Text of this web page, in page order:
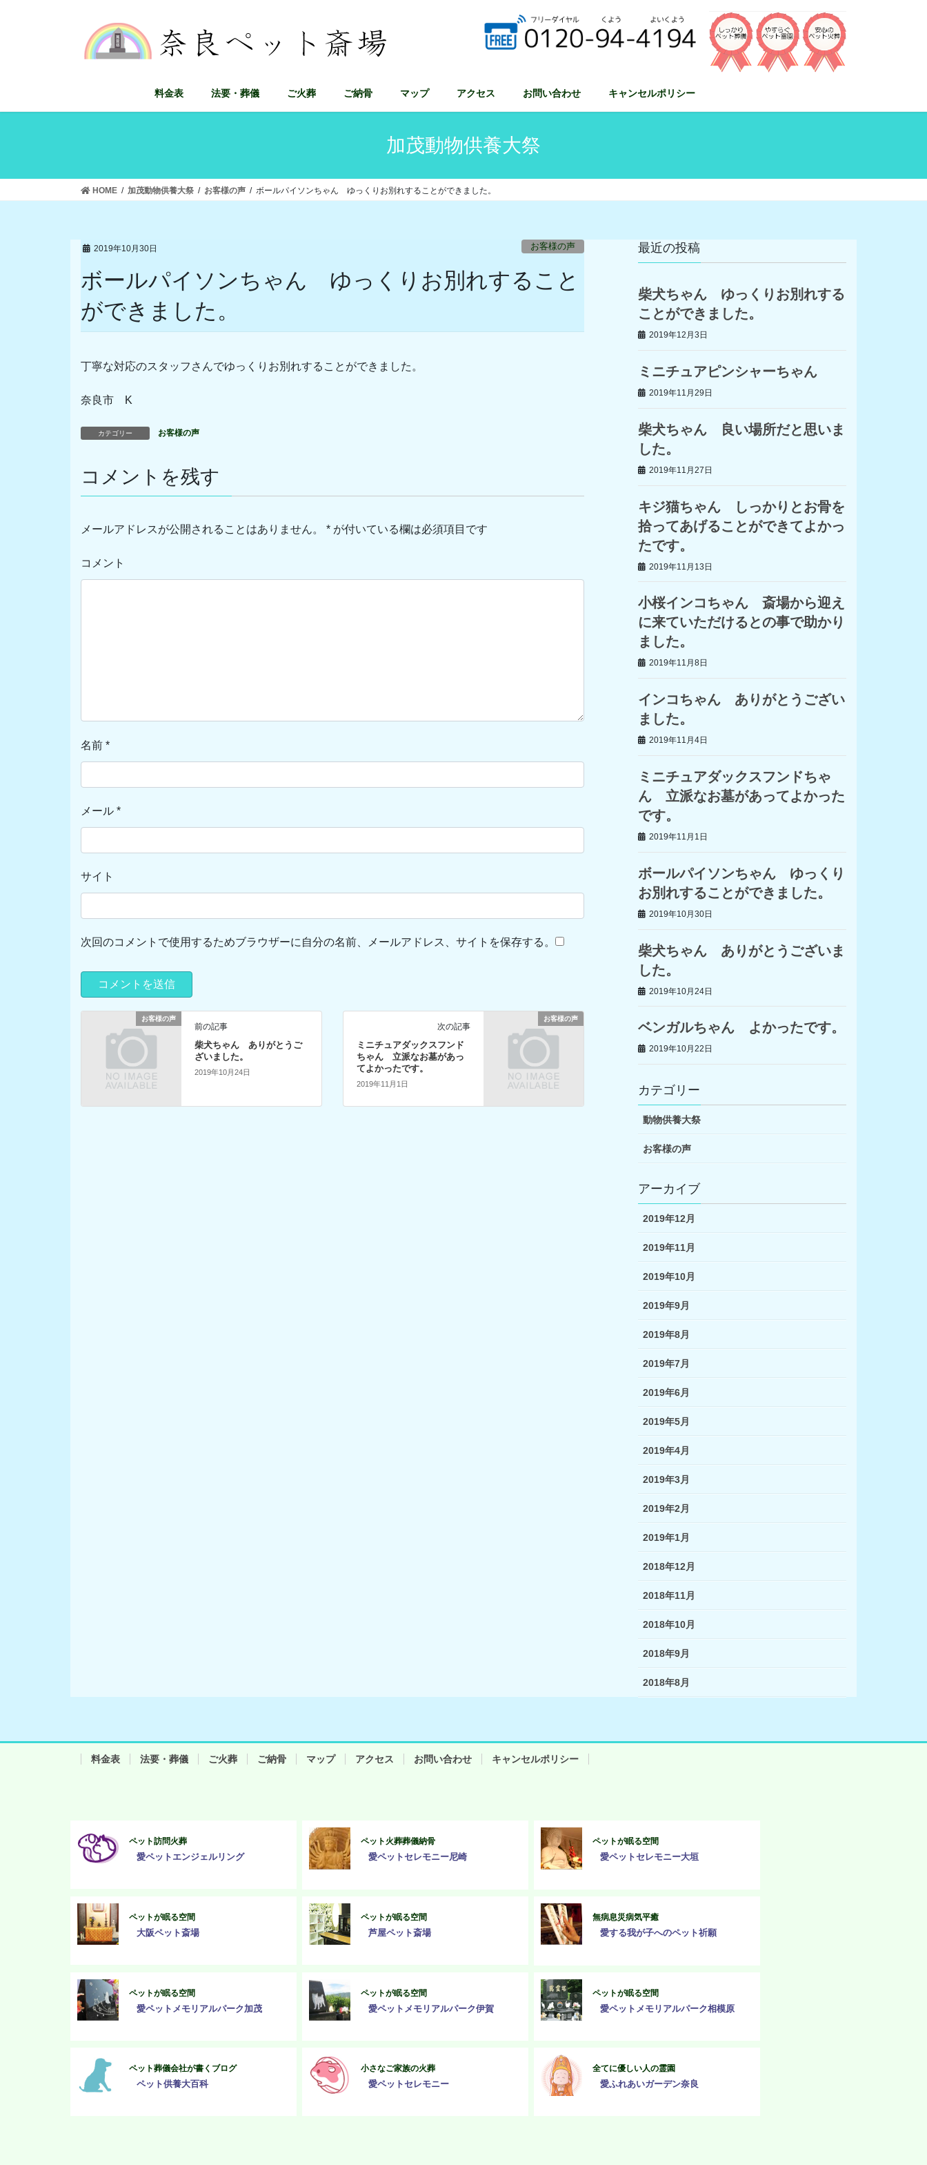
料金表 法要・葬儀 ご火葬 ご納骨 マップ アクセス お問い合わせ キャンセルポリシー
加茂動物供養大祭
HOME 加茂動物供養大祭 お客様の声 ボールパイソンちゃん ゆっくりお別れすることができました。
2019年10月30日 お客様の声
ボールパイソンちゃん ゆっくりお別れすること
ができました。
丁寧な対応のスタッフさんでゆっくりお別れすることができました。
奈良市 K
カテゴリー お客様の声
コメントを残す
メールアドレスが公開されることはありません。 * が付いている欄は必須項目です
コメント
名前 *
メール *
サイト
次回のコメントで使用するためブラウザーに自分の名前、メールアドレス、サイトを保存する。
お客様の声
前の記事
柴犬ちゃん ありがとうご
ざいました。
2019年10月24日
お客様の声
次の記事
ミニチュアダックスフンド
ちゃん 立派なお墓があっ
てよかったです。
2019年11月1日
最近の投稿
柴犬ちゃん ゆっくりお別れする
ことができました。
2019年12月3日
ミニチュアピンシャーちゃん
2019年11月29日
柴犬ちゃん 良い場所だと思いま
した。
2019年11月27日
キジ猫ちゃん しっかりとお骨を
拾ってあげることができてよかっ
たです。
2019年11月13日
小桜インコちゃん 斎場から迎え
に来ていただけるとの事で助かり
ました。
2019年11月8日
インコちゃん ありがとうござい
ました。
2019年11月4日
ミニチュアダックスフンドちゃ
ん 立派なお墓があってよかった
です。
2019年11月1日
ボールパイソンちゃん ゆっくり
お別れすることができました。
2019年10月30日
柴犬ちゃん ありがとうございま
した。
2019年10月24日
ベンガルちゃん よかったです。
2019年10月22日
カテゴリー
動物供養大祭
お客様の声
アーカイブ
2019年12月
2019年11月
2019年10月
2019年9月
2019年8月
2019年7月
2019年6月
2019年5月
2019年4月
2019年3月
2019年2月
2019年1月
2018年12月
2018年11月
2018年10月
2018年9月
2018年8月
料金表 法要・葬儀 ご火葬 ご納骨 マップ アクセス お問い合わせ キャンセルポリシー
ペット訪問火葬
愛ペットエンジェルリング
ペット火葬葬儀納骨
愛ペットセレモニー尼崎
ペットが眠る空間
愛ペットセレモニー大垣
ペットが眠る空間
大阪ペット斎場
ペットが眠る空間
芦屋ペット斎場
無病息災病気平癒
愛する我が子へのペット祈願
ペットが眠る空間
愛ペットメモリアルパーク加茂
ペットが眠る空間
愛ペットメモリアルパーク伊賀
ペットが眠る空間
愛ペットメモリアルパーク相模原
ペット葬儀会社が書くブログ
ペット供養大百科
小さなご家族の火葬
愛ペットセレモニー
全てに優しい人の霊園
愛ふれあいガーデン奈良